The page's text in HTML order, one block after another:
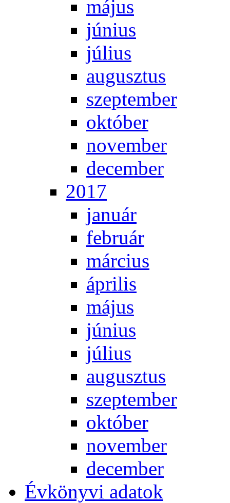
má­jus
jú­ni­us
jú­li­us
au­gusz­tus
szep­tem­ber
ok­tó­ber
no­vem­ber
de­cem­ber
2017
ja­nu­ár
feb­ru­ár
már­ci­us
áp­ri­lis
má­jus
jú­ni­us
jú­li­us
au­gusz­tus
szep­tem­ber
ok­tó­ber
no­vem­ber
de­cem­ber
Év­köny­vi ada­tok